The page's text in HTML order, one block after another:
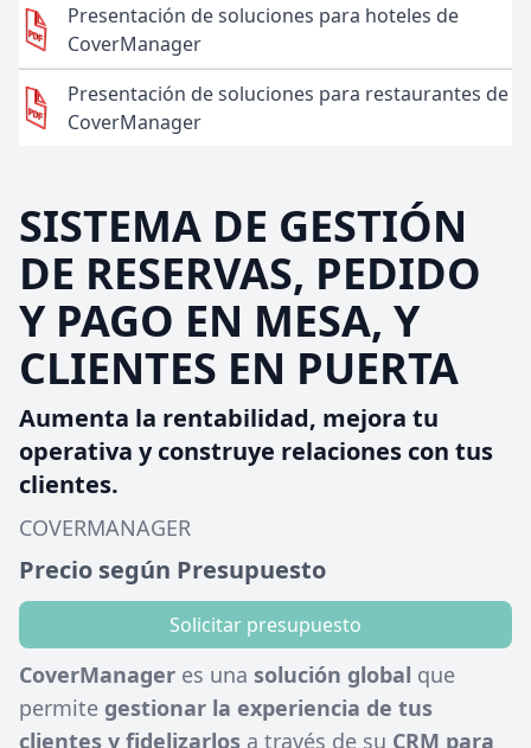
Presentación de soluciones para hoteles de
CoverManager
Presentación de soluciones para restaurantes de
CoverManager
SISTEMA DE GESTIÓN
DE RESERVAS, PEDIDO
Y PAGO EN MESA, Y
CLIENTES EN PUERTA
Aumenta la rentabilidad, mejora tu
operativa y construye relaciones con tus
clientes.
COVERMANAGER
Precio según Presupuesto
Solicitar presupuesto
CoverManager es una solución global que
permite gestionar la experiencia de tus
clientes y fidelizarlos a través de su CRM para